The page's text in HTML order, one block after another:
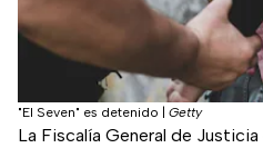
"El Seven" es detenido Getty
La Fiscalía General de